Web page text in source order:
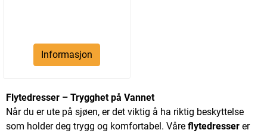
Informasjon
Flytedresser – Trygghet på Vannet
Når du er ute på sjøen, er det viktig å ha riktig beskyttelse
som holder deg trygg og komfortabel. Våre flytedresser er